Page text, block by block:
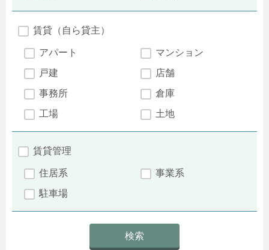
賃貸（自ら貸主）
アパート
マンション
戸建
店舗
事務所
倉庫
工場
土地
賃貸管理
住居系
事業系
駐車場